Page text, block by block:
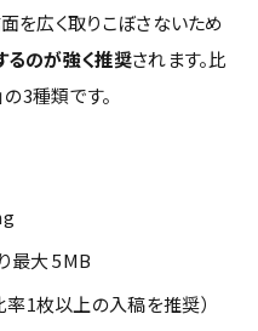
を広く取りこぼさないため
のが強く推奨されます。比
の3種類です。
最大 5MB
率1枚以上の入稿を推奨）